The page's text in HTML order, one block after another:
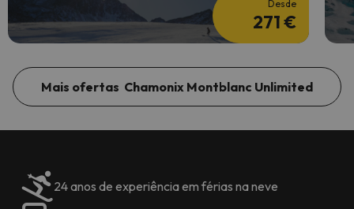
Desde
271 €
Mais ofertas Chamonix Montblanc Unlimited
24 anos de experiência em férias na neve